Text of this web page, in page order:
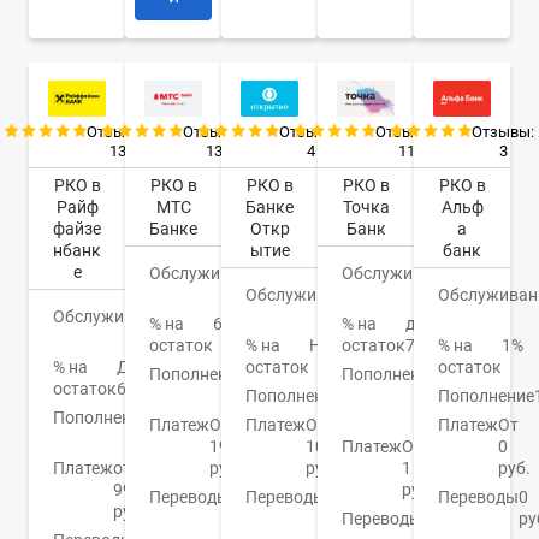
Отзывы:
13
РКО в
Райф
файзе
нбанк
е
Обслуживание0
руб.
% на
остаток
До
6%
Пополнение от 0
Платежот
99
руб.
Отзывы:
13
РКО в
МТС
Банке
Обслуживание0
руб.
% на
остаток
6,7%
Пополнение От
0%
ПлатежОт
19
руб.
Переводы
От
Отзывы:
4
РКО в
Банке
Откр
ытие
Обслуживание
руб.
% на
остаток
Нет
Пополнение
ПлатежОт
100
руб.
Переводы
0.4%
Отзывы:
11
РКО в
Точка
Банк
Обслуживание0
руб.
% на
остаток
до
7%
Пополнение От
50
руб.
ПлатежОт
1
руб.
Переводы
Отзывы:
3
РКО в
Альф
а
банк
% на
остаток
1%
Пополнение
ПлатежОт
0
руб.
Переводы0